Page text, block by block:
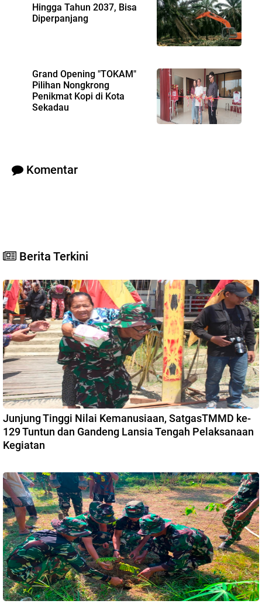
Hingga Tahun 2037, Bisa
Diperpanjang
Grand Opening "TOKAM"
Pilihan Nongkrong
Penikmat Kopi di Kota
Sekadau
Komentar
Berita Terkini
Junjung Tinggi Nilai Kemanusiaan, SatgasTMMD ke-
129 Tuntun dan Gandeng Lansia Tengah Pelaksanaan
Kegiatan